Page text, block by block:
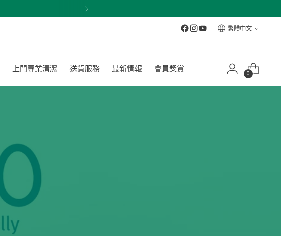
語 繁體中文
上門專業清潔 送貨服務 最新情報 會員獎賞 0